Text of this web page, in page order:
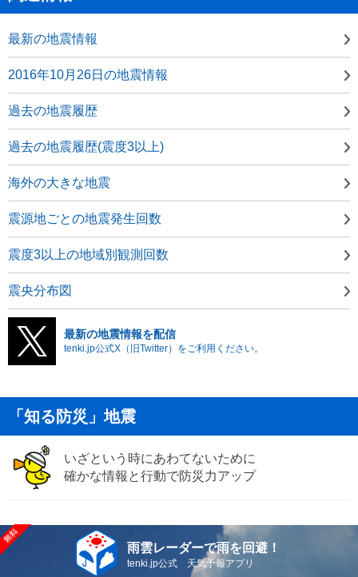
最新の地震情報
2016年10月26日の地震情報
過去の地震履歴
過去の地震履歴(震度3以上)
海外の大きな地震
震源地ごとの地震発生回数
震度3以上の地域別観測回数
震央分布図
最新の地震情報を配信
tenki.jp公式X（旧Twitter）をご利用ください。
「知る防災」地震
いざという時にあわてないために
確かな情報と行動で防災力アップ
雨雲レーダーで雨を回避！
tenki.jp公式 天気予報アプリ